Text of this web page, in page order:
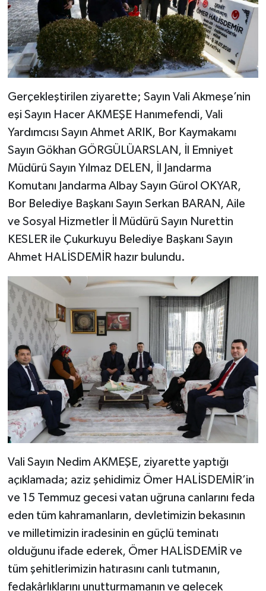
Gerçekleştirilen ziyarette; Sayın Vali Akmeşe’nin
eşi Sayın Hacer AKMEŞE Hanımefendi, Vali
Yardımcısı Sayın Ahmet ARIK, Bor Kaymakamı
Sayın Gökhan GÖRGÜLÜARSLAN, İl Emniyet
Müdürü Sayın Yılmaz DELEN, İl Jandarma
Komutanı Jandarma Albay Sayın Gürol OKYAR,
Bor Belediye Başkanı Sayın Serkan BARAN, Aile
ve Sosyal Hizmetler İl Müdürü Sayın Nurettin
KESLER ile Çukurkuyu Belediye Başkanı Sayın
Ahmet HALİSDEMİR hazır bulundu.
Vali Sayın Nedim AKMEŞE, ziyarette yaptığı
açıklamada; aziz şehidimiz Ömer HALİSDEMİR’in
ve 15 Temmuz gecesi vatan uğruna canlarını feda
eden tüm kahramanların, devletimizin bekasının
ve milletimizin iradesinin en güçlü teminatı
olduğunu ifade ederek, Ömer HALİSDEMİR ve
tüm şehitlerimizin hatırasını canlı tutmanın,
fedakârlıklarını unutturmamanın ve gelecek